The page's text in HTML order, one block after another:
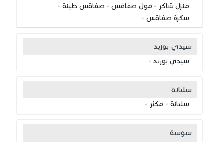
منزل شاكر - مول صفاقس - صفاقس طينة -
سكرة صفاقس -
سيدي بوزيد
سيدي بوزيد -
سليانة
سليانة - مكثر -
سوسة